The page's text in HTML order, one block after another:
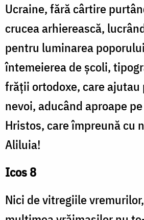
Ucraine, fără cârtire
crucea arhierească,
pentru luminarea
întemeierea de școli,
frății ortodoxe, care ajutau
nevoi, aducând aproape
Hristos, care împreună cu
Aliluia!
Icos 8
Nici de vitregiile